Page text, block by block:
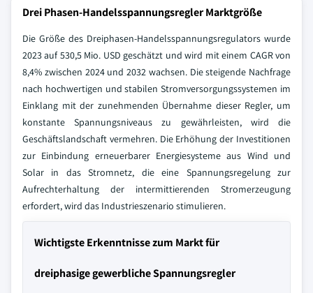
Drei Phasen-Handelsspannungsregler Marktgröße
Die Größe des Dreiphasen-Handelsspannungsregulators wurde
2023 auf 530,5 Mio. USD geschätzt und wird mit einem CAGR von
8,4% zwischen 2024 und 2032 wachsen. Die steigende Nachfrage
nach hochwertigen und stabilen Stromversorgungssystemen im
Einklang mit der zunehmenden Übernahme dieser Regler, um
konstante Spannungsniveaus zu gewährleisten, wird die
Geschäftslandschaft vermehren. Die Erhöhung der Investitionen
zur Einbindung erneuerbarer Energiesysteme aus Wind und
Solar in das Stromnetz, die eine Spannungsregelung zur
Aufrechterhaltung der intermittierenden Stromerzeugung
erfordert, wird das Industrieszenario stimulieren.
Wichtigste Erkenntnisse zum Markt für
dreiphasige gewerbliche Spannungsregler